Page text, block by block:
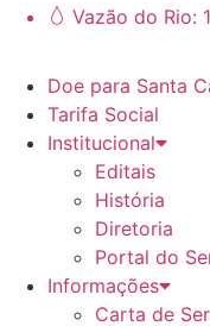
Vazão do Rio:
Doe para Santa
Tarifa Social
Institucional
Editais
História
Diretoria
Portal do
Informações
Carta de